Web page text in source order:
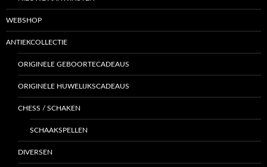
WEBSHOP
ANTIEKCOLLECTIE
ORIGINELE GEBOORTECADEAUS
ORIGINELE HUWELIJKSCADEAUS
CHESS / SCHAKEN
SCHAAKSPELLEN
DIVERSEN